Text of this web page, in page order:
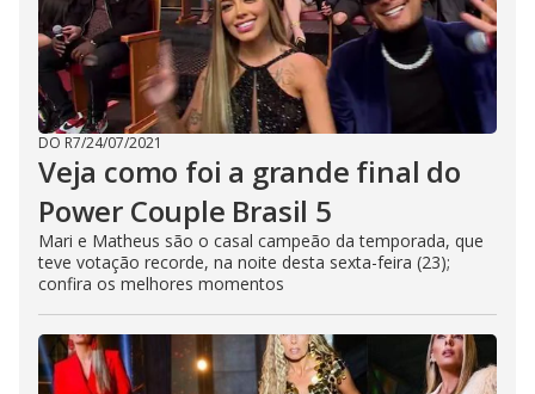
DO R7/24/07/2021
Veja como foi a grande final do
Power Couple Brasil 5
Mari e Matheus são o casal campeão da temporada, que
teve votação recorde, na noite desta sexta-feira (23);
confira os melhores momentos